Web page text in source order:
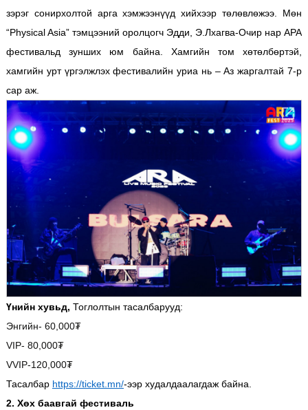
зэрэг сонирхолтой арга хэмжээнүүд хийхээр төлөвлөжээ. Мөн
“Physical Asia” тэмцээний оролцогч Эдди, Э.Лхагва-Очир нар АРА
фестивальд зунших юм байна. Хамгийн том хөтөлбөртэй,
хамгийн урт үргэлжлэх фестивалийн уриа нь – Аз жаргалтай 7-р
сар аж.
Үнийн хувьд, Тоглолтын тасалбарууд:
Энгийн- 60,000₮
VIP- 80,000₮
VVIP-120,000₮
Тасалбар https://ticket.mn/-ээр худалдаалагдаж байна.
2. Хөх баавгай фестиваль